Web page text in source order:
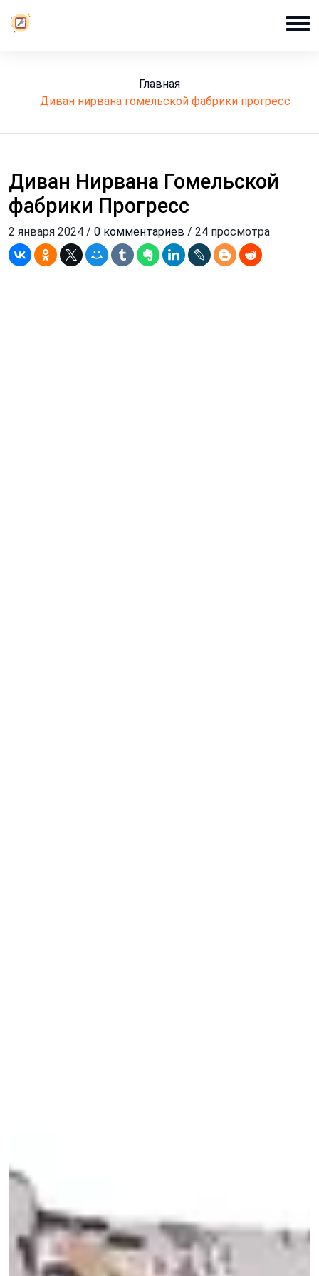
Главная
диван нирвана гомельской фабрики прогресс
Диван Нирвана Гомельской
фабрики Прогресс
2 января 2024 / 0 комментариев / 24 просмотра